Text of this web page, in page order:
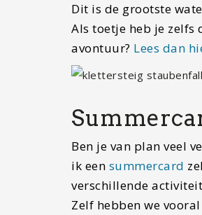
Dit is de grootste
Als toetje heb je zelfs
avontuur? Lees dan
Ben je van plan veel
ik een summercard
verschillende
Zelf hebben we